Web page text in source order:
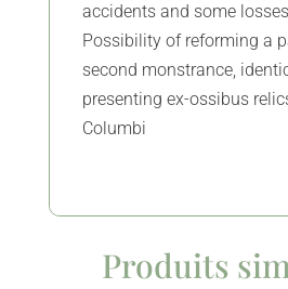
accidents and some
Possibility of reforming a
second monstrance,
presenting ex-ossibus
Columbi
Produits